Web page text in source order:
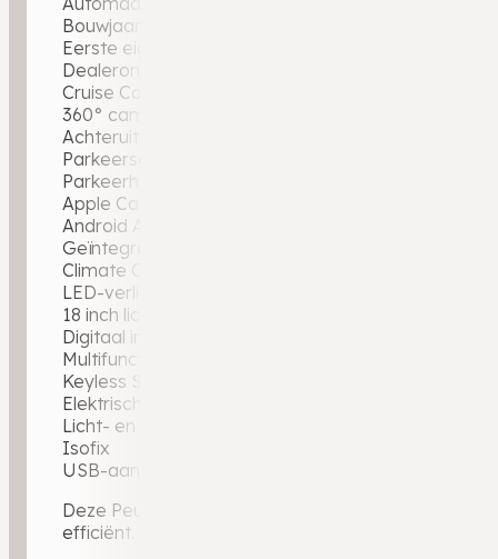
Bouwjaar oktober 2023
Eerste eigenaar
Dealeronderhouden
Cruise Control
360° camera rondom
Achteruitrijcamera
Parkeersensoren voor en achter
Parkeerhulp
Apple CarPlay
Android Auto
Geïntegreerd navigatiesysteem
Climate Control
LED-verlichting
18 inch lichtmetalen sportvelgen
Digitaal instrumentenpaneel
Multifunctioneel stuurwiel
Keyless Start
Elektrisch verstelbare en verwarmbare
Licht- en regensensor
Isofix
USB-aansluitingen
Deze Peugeot 3008 combineert een sportieve
efficiënt.